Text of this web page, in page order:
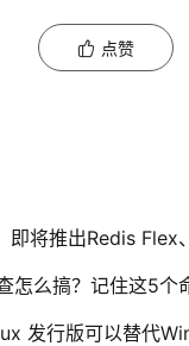
点赞
即将推出Redis
怎么搞？记住这5个
发行版可以替代